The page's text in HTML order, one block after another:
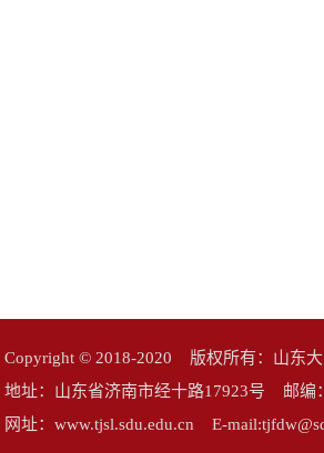
Copyright © 2018-2020 版权所有：山东
地址：山东省济南市经十路17923号 邮
网址：www.tjsl.sdu.edu.cn E-